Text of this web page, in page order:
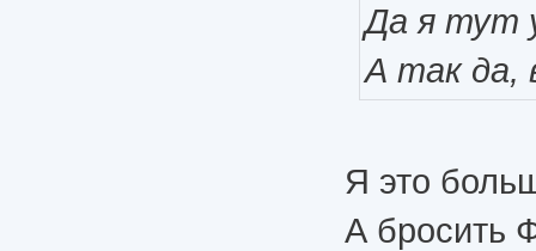
Да я тут
А так да,
Я это
А бросить